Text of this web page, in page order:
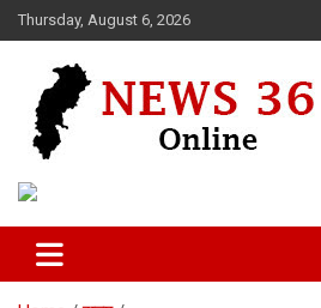
Skip
to
Thursday, August 6, 2026
News 36